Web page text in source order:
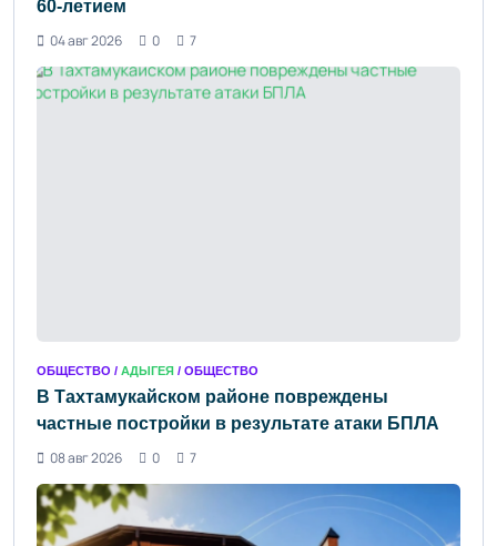
60-летием
04 авг 2026
0 7
ОБЩЕСТВО / АДЫГЕЯ / ОБЩЕСТВО
В Тахтамукайском районе повреждены
частные постройки в результате атаки БПЛА
08 авг 2026
0 7